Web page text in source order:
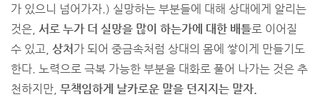
가 있으니 넘어가자.) 실망하는 부분들에 대해 상대에게 알리는
것은, 서로 누가 더 실망을 많이 하는가에 대한 배틀로 이어질
수 있고, 상처 가 되어 중금속처럼 상대의 몸에 쌓이게 만들기도
한다. 노력으로 극복 가능한 부분을 대화로 풀어 나가는 것은 추
천하지만, 무책임하게 날카로운 말을 던지지는 말자.